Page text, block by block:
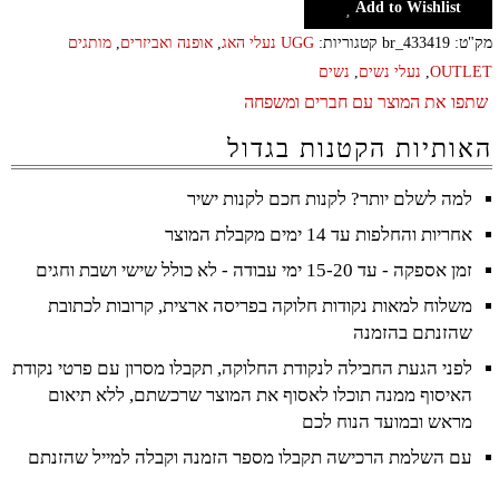
Add to Wishlist
מק"ט: br_433419 קטגוריות: UGG נעלי האג , אופנה ואביזרים, מותגים
OUTLET
, נעלי נשים, נשים
שתפו את המוצר עם חברים ומשפחה
האותיות הקטנות בגדול
למה לשלם יותר? לקנות חכם לקנות ישיר
אחריות והחלפות עד 14 ימים מקבלת המוצר
זמן אספקה - עד 15-20 ימי עבודה - לא כולל שישי ושבת וחגים
משלוח למאות נקודות חלוקה בפריסה ארצית, קרובות לכתובת
שהזנתם בהזמנה
לפני הגעת החבילה לנקודת החלוקה, תקבלו מסרון עם פרטי נקודת
האיסוף ממנה תוכלו לאסוף את המוצר שרכשתם, ללא תיאום
מראש ובמועד הנוח לכם
עם השלמת הרכישה תקבלו מספר הזמנה וקבלה למייל שהזנתם